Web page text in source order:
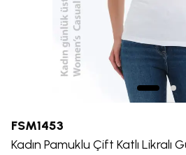
FSM1453
Kadın Pamuklu Çift Katlı Likralı